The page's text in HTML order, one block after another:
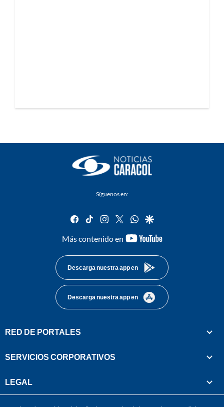
Síguenos en:
facebook
tiktok instagram
twitterwhatsapp
google
Más contenido en
youtube-
Descarga nuestra app en
Descarga nuestra app en
RED DE PORTALES
SERVICIOS CORPORATIVOS
LEGAL